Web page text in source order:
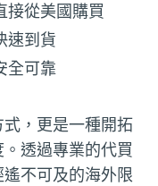
接從美國購買
速到貨
全可靠
，更是一種開拓
透過專業的代買
不可及的海外限